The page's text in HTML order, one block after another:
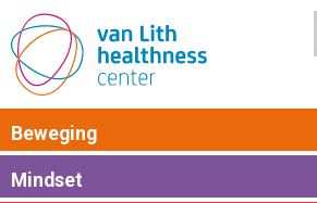
Beweging
Mindset